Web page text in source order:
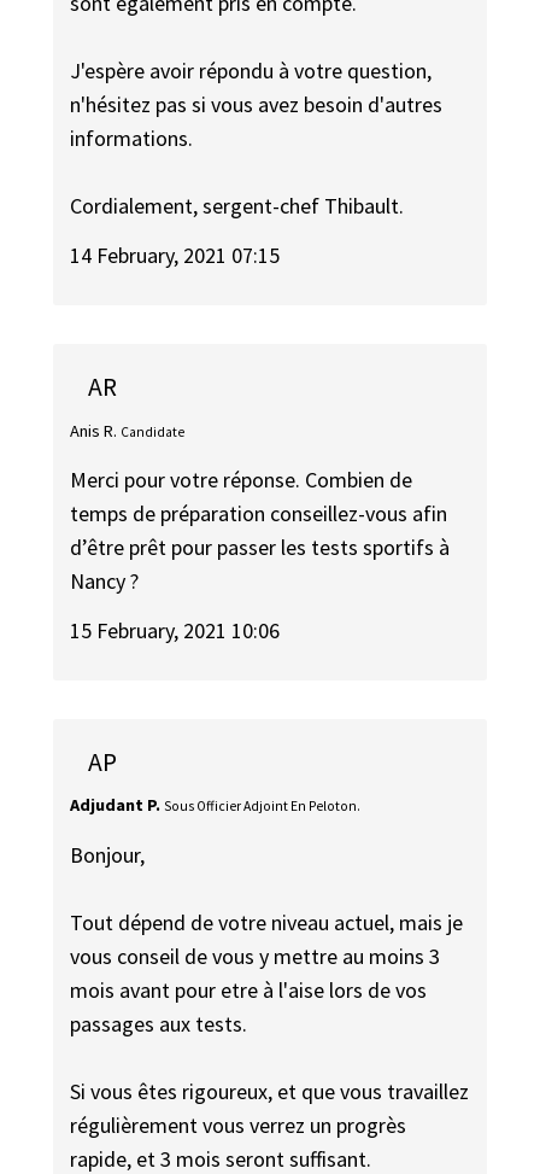
J'espère avoir répondu à votre question,
n'hésitez pas si vous avez besoin d'autres
informations.
Cordialement, sergent-chef Thibault.
14 February, 2021 07:15
AR
Anis R. Candidate
Merci pour votre réponse. Combien de
temps de préparation conseillez-vous afin
d’être prêt pour passer les tests sportifs à
Nancy ?
15 February, 2021 10:06
AP
Adjudant P. Sous Officier Adjoint En Peloton.
Bonjour,
Tout dépend de votre niveau actuel, mais je
vous conseil de vous y mettre au moins 3
mois avant pour etre à l'aise lors de vos
passages aux tests.
Si vous êtes rigoureux, et que vous travaillez
régulièrement vous verrez un progrès
rapide, et 3 mois seront suffisant.